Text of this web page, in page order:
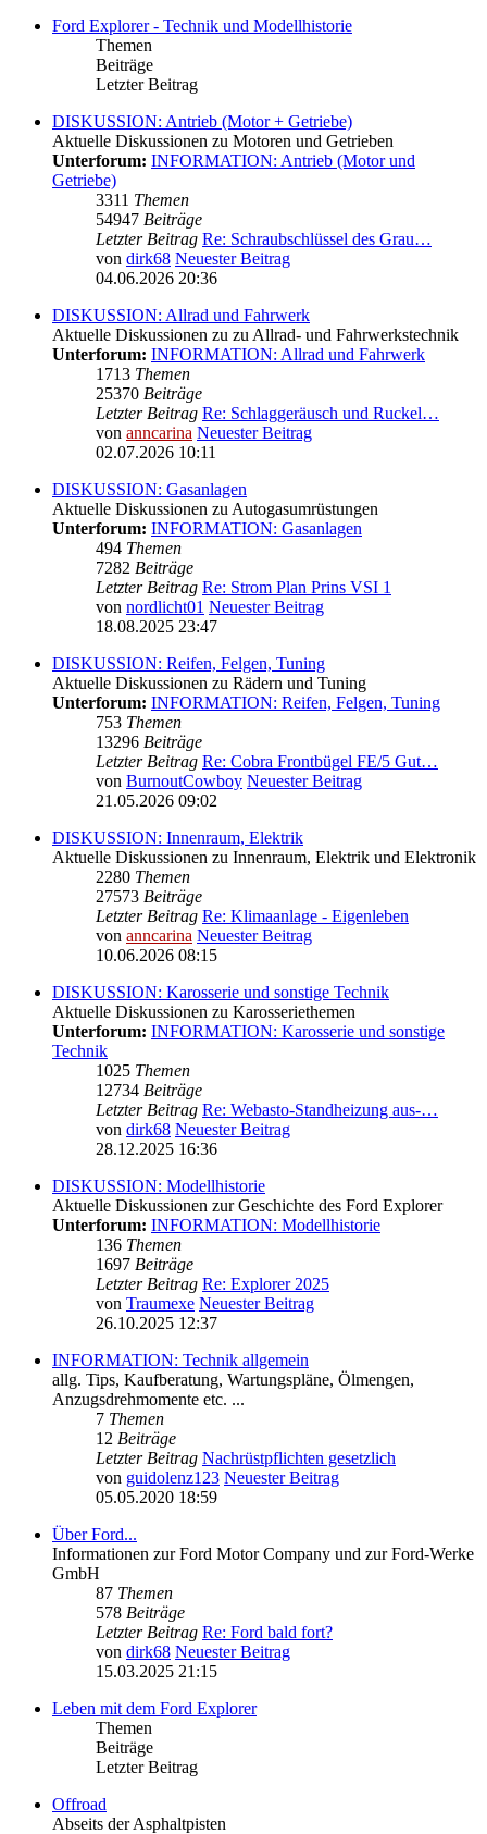
Ford Explorer - Technik und Modellhistorie
Themen
Beiträge
Letzter Beitrag
DISKUSSION: Antrieb (Motor + Getriebe)
Aktuelle Diskussionen zu Motoren und Getrieben
Unterforum: INFORMATION: Antrieb (Motor und
Getriebe)
3311 Themen
54947 Beiträge
Letzter Beitrag Re: Schraubschlüssel des Grau…
von dirk68 Neuester Beitrag
04.06.2026 20:36
DISKUSSION: Allrad und Fahrwerk
Aktuelle Diskussionen zu zu Allrad- und Fahrwerkstechnik
Unterforum: INFORMATION: Allrad und Fahrwerk
1713 Themen
25370 Beiträge
Letzter Beitrag Re: Schlaggeräusch und Ruckel…
von anncarina Neuester Beitrag
02.07.2026 10:11
DISKUSSION: Gasanlagen
Aktuelle Diskussionen zu Autogasumrüstungen
Unterforum: INFORMATION: Gasanlagen
494 Themen
7282 Beiträge
Letzter Beitrag Re: Strom Plan Prins VSI 1
von nordlicht01 Neuester Beitrag
18.08.2025 23:47
DISKUSSION: Reifen, Felgen, Tuning
Aktuelle Diskussionen zu Rädern und Tuning
Unterforum: INFORMATION: Reifen, Felgen, Tuning
753 Themen
13296 Beiträge
Letzter Beitrag Re: Cobra Frontbügel FE/5 Gut…
von BurnoutCowboy Neuester Beitrag
21.05.2026 09:02
DISKUSSION: Innenraum, Elektrik
Aktuelle Diskussionen zu Innenraum, Elektrik und Elektronik
2280 Themen
27573 Beiträge
Letzter Beitrag Re: Klimaanlage - Eigenleben
von anncarina Neuester Beitrag
10.06.2026 08:15
DISKUSSION: Karosserie und sonstige Technik
Aktuelle Diskussionen zu Karosseriethemen
Unterforum: INFORMATION: Karosserie und sonstige
Technik
1025 Themen
12734 Beiträge
Letzter Beitrag Re: Webasto-Standheizung aus-…
von dirk68 Neuester Beitrag
28.12.2025 16:36
DISKUSSION: Modellhistorie
Aktuelle Diskussionen zur Geschichte des Ford Explorer
Unterforum: INFORMATION: Modellhistorie
136 Themen
1697 Beiträge
Letzter Beitrag Re: Explorer 2025
von Traumexe Neuester Beitrag
26.10.2025 12:37
INFORMATION: Technik allgemein
allg. Tips, Kaufberatung, Wartungspläne, Ölmengen,
Anzugsdrehmomente etc. ...
7 Themen
12 Beiträge
Letzter Beitrag Nachrüstpflichten gesetzlich
von guidolenz123 Neuester Beitrag
05.05.2020 18:59
Über Ford...
Informationen zur Ford Motor Company und zur Ford-Werke
GmbH
87 Themen
578 Beiträge
Letzter Beitrag Re: Ford bald fort?
von dirk68 Neuester Beitrag
15.03.2025 21:15
Leben mit dem Ford Explorer
Themen
Beiträge
Letzter Beitrag
Offroad
Abseits der Asphaltpisten